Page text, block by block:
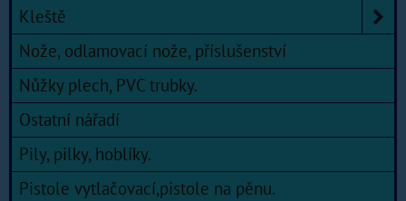
Kleště
Nože, odlamovací nože, příslušenství
Nůžky plech, PVC trubky.
Ostatní nářadí
Pily, pilky, hoblíky.
Pistole vytlačovací,pistole na pěnu.